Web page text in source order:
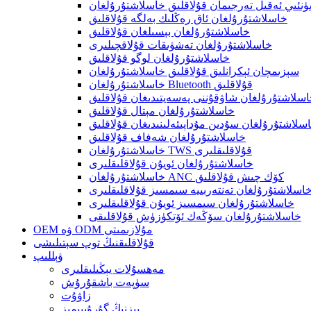
ئەقىل تەرجىمان قۇلاقلىق خاسلاشتۇرۇلغان
خاسلاشتۇرۇلغان ئاق رەڭلىك بەلگە قۇلاقلىق
خاسلاشتۇرۇلغان بېسىلغان قۇلاقلىق
خاسلاشتۇرۇلغان تەشۋىقات قۇلاقچىلىرى
خاسلاشتۇرۇلغان لوگو قۇلاقلىق
سېزىمچان ئېكرانلىق قۇلاقلىق خاسلاشتۇرۇلغان
خاسلاشتۇرۇلغان Bluetooth قۇلاقلىق
شاۋقۇننى پەسەيتىدىغان قۇلاقلىق
خاسلاشتۇرۇلغان مېتال قۇلاقلىق
سۇدىن مۇداپىئەلىنىدىغان قۇلاقلىق
خاسلاشتۇرۇلغان شەفاف قۇلاقلىق
خاسلاشتۇرۇلغان TWS قۇلاقلىقلىرى
خاسلاشتۇرۇلغان ئويۇن قۇلاقلىقلىرى
خاسلاشتۇرۇلغان ANC كۆك چىش قۇلاقلىق
خاسلاشتۇرۇلغان تەنتەربىيە سىمسىز قۇلاقلىقلىرى
خاسلاشتۇرۇلغان سىمسىز ئويۇن قۇلاقلىقلىرى
خاسلاشتۇرۇلغان سۆڭەك ئۆتكۈزۈش قۇلاقلىقى
OEM ۋە ODM مۇلازىمىتى
قۇلاقلىقنىڭ توپ سېتىلىشى
ۋېللىپ
مەھسۇلات يېڭىلىقلىرى
سۈپەت باشقۇرۇش
زاۋۇت
بىزنىڭ گۇرۇپپىمىز